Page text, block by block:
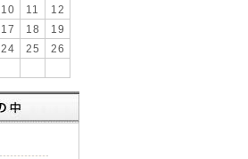
10 11
12
17 18
19
24 25
26